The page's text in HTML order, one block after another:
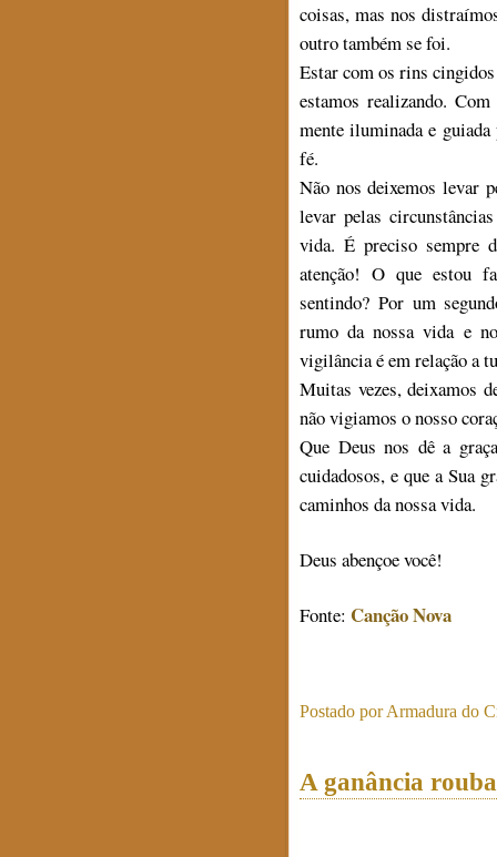
coisas, mas nos
outro também se foi.
Estar com os rins
estamos realizando.
mente iluminada e guiada
fé.
Não nos deixemos levar
levar pelas
vida. É preciso sempre
atenção! O que estou
sentindo? Por um
rumo da nossa vida e
vigilância é em relação a
Muitas vezes, deixamos
não vigiamos o nosso
Que Deus nos dê a
cuidadosos, e que a Sua
caminhos da nossa vida.
Deus abençoe você!
Fonte: Canção Nova
Postado porArmadura do
A ganância